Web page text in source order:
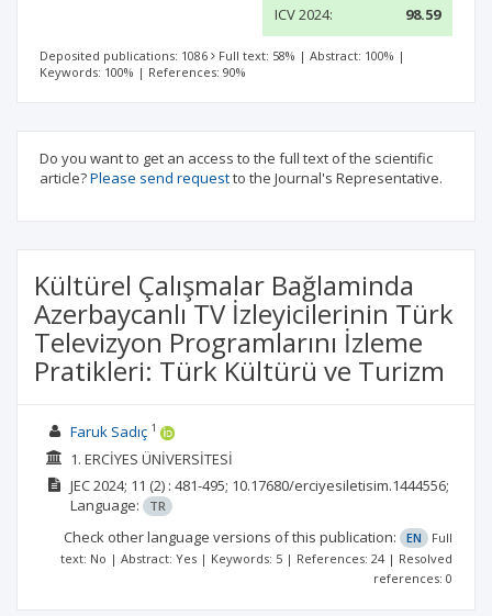
ICV 2024: 98.59
Deposited publications: 1086 Full text: 58% | Abstract: 100% |
Keywords: 100% | References: 90%
Do you want to get an access to the full text of the scientific
article?Please send requestto the Journal's Representative.
Kültürel Çalışmalar Bağlaminda
Azerbaycanlı TV İzleyicilerinin Türk
Televizyon Programlarını İzleme
Pratikleri: Türk Kültürü ve Turizm
Faruk Sadıç1
1. ERCİYES ÜNİVERSİTESİ
JEC2024; 11 (2) : 481-495; 10.17680/erciyesiletisim.1444556;
Language:
TR
Check other language versions of this publication: EN
Full
text: No | Abstract: Yes | Keywords: 5 | References: 24 | Resolved
references: 0